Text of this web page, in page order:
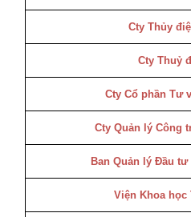
Cty Thủy
Cty Thuỷ
Cty Cổ phần Tư
Cty Quản lý Công
Ban Quản lý Đầu
Viện Khoa học